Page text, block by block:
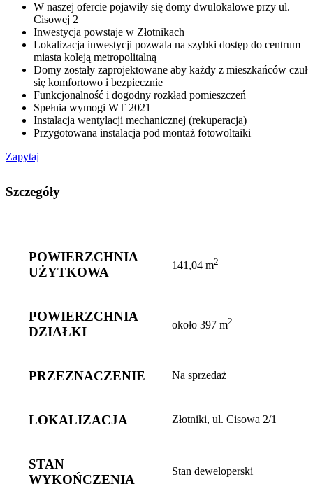
W naszej ofercie pojawiły się domy dwulokalowe przy ul.
Cisowej 2
Inwestycja powstaje w Złotnikach
Lokalizacja inwestycji pozwala na szybki dostęp do centrum
miasta koleją metropolitalną
Domy zostały zaprojektowane aby każdy z mieszkańców czuł
się komfortowo i bezpiecznie
Funkcjonalność i dogodny rozkład pomieszczeń
Spełnia wymogi WT 2021
Instalacja wentylacji mechanicznej (rekuperacja)
Przygotowana instalacja pod montaż fotowoltaiki
Zapytaj
Szczegóły
POWIERZCHNIA
UŻYTKOWA
141,04 m2
POWIERZCHNIA
DZIAŁKI
około 397 m2
PRZEZNACZENIE Na sprzedaż
LOKALIZACJA Złotniki, ul. Cisowa 2/1
STAN
WYKOŃCZENIA
Stan deweloperski